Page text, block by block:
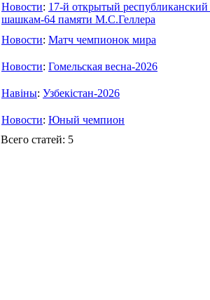
Новости: 17-й открытый
шашкам-64 памяти М.С.Геллера
Новости: Матч чемпионок мира
Новости: Гомельская весна-2026
Навіны: Узбекістан-2026
Новости: Юный чемпион
Всего статей: 5